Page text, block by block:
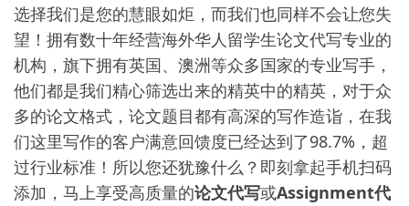
选择我们是您的慧眼如炬，而我们也同样不会让您失
望！拥有数十年经营海外华人留学生论文代写专业的
机构，旗下拥有英国、澳洲等众多国家的专业写手，
他们都是我们精心筛选出来的精英中的精英，对于众
多的论文格式，论文题目都有高深的写作造诣，在我
们这里写作的客户满意回馈度已经达到了98.7%，超
过行业标准！所以您还犹豫什么？即刻拿起手机扫码
添加，马上享受高质量的论文代写或Assignment代